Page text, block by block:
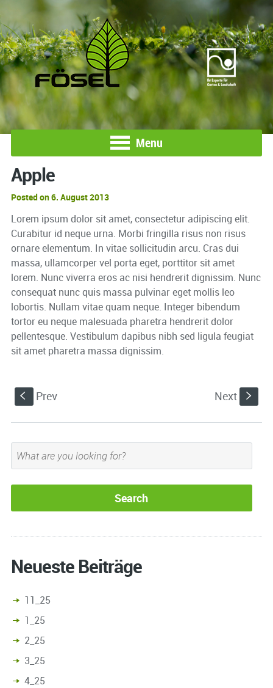
Menu
Apple
Posted on 6. August 2013
Lorem ipsum dolor sit amet, consectetur adipiscing elit.
Curabitur id neque urna. Morbi fringilla risus non risus
ornare elementum. In vitae sollicitudin arcu. Cras dui
massa, ullamcorper vel porta eget, porttitor sit amet
lorem. Nunc viverra eros ac nisi hendrerit dignissim. Nunc
consequat nunc quis massa pulvinar eget mollis leo
lobortis. Nullam vitae quam neque. Integer bibendum
tortor eu neque malesuada pharetra hendrerit dolor
pellentesque. Vestibulum dapibus nibh sed ligula feugiat
sit amet pharetra massa dignissim.
S Prev Next s
Neueste Beiträge
11_25
1_25
2_25
3_25
4_25